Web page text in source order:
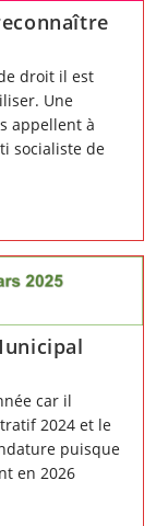
droit il est
Une
appellent à
socialiste de
car il
2024 et le
puisque
en 2026